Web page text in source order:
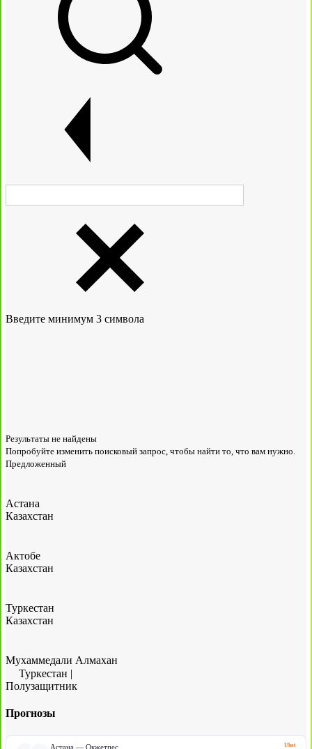
Введите минимум 3 символа
Результаты не найдены
Попробуйте изменить поисковый запрос, чтобы найти то, что вам нужно.
Предложенный
Астана
Казахстан
Актобе
Казахстан
Туркестан
Казахстан
Мухаммедали Алмахан
Туркестан |
Полузащитник
Прогнозы
Астана — Окжетпес Ubet